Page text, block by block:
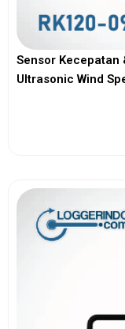
Sensor Kecepatan
Ultrasonic Wind